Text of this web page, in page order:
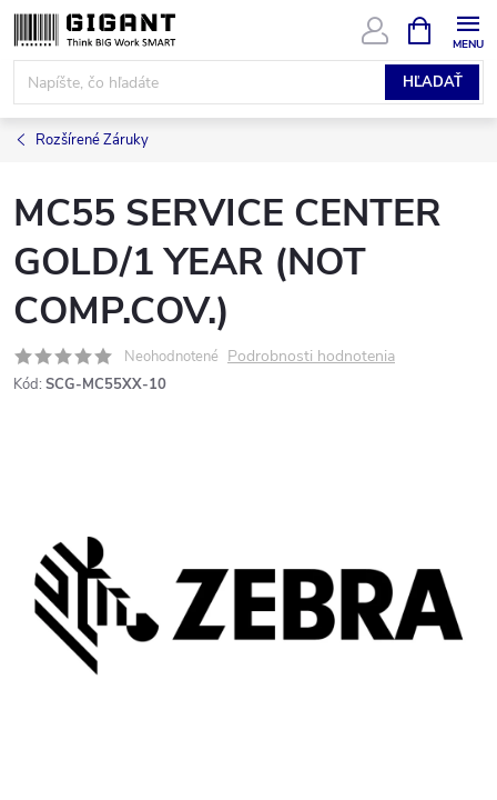
Prejsť
na
obsah
HĽADAŤ
KOŠÍK
Rozšírené Záruky
MC55 SERVICE CENTER
GOLD/1 YEAR (NOT
COMP.COV.)
Neohodnotené Podrobnosti hodnotenia
Kód: SCG-MC55XX-10